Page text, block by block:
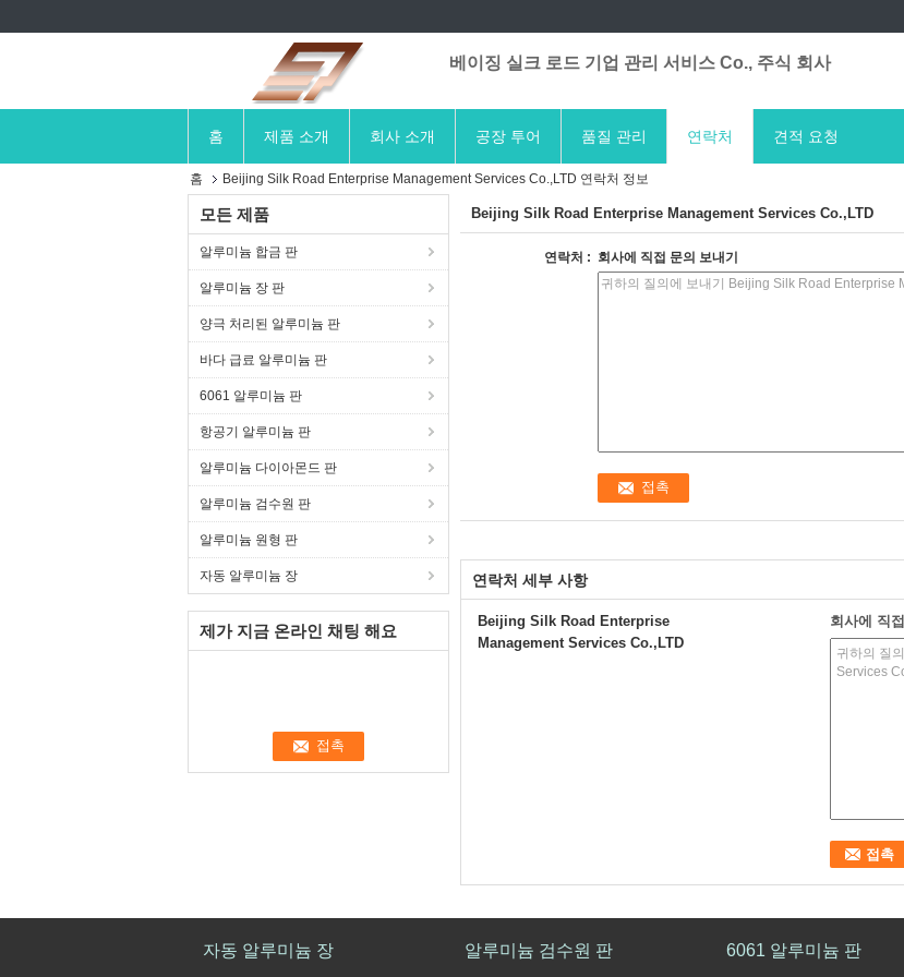
베이징 실크 로드 기업 관리 서비스 Co., 주식 회사
홈 제품 소개 회사 소개 공장 투어 품질 관리 연락처 견적 요청
홈 Beijing Silk Road Enterprise Management Services Co.,LTD 연락처 정보
모든 제품
알루미늄 합금 판
알루미늄 장 판
양극 처리된 알루미늄 판
바다 급료 알루미늄 판
6061 알루미늄 판
항공기 알루미늄 판
알루미늄 다이아몬드 판
알루미늄 검수원 판
알루미늄 원형 판
자동 알루미늄 장
제가 지금 온라인 채팅 해요
Beijing Silk Road Enterprise Management Services Co.,LTD
연락처 : 회사에 직접 문의 보내기
연락처 세부 사항
Beijing Silk Road Enterprise
Management Services Co.,LTD
회사에 직
자동 알루미늄 장 알루미늄 검수원 판 6061 알루미늄 판